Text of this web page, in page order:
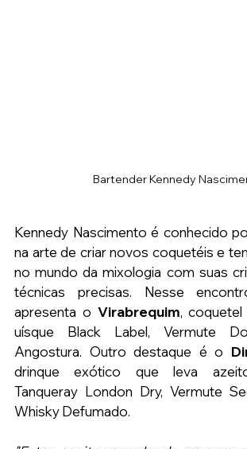
Bartender Kennedy
Kennedy Nascimento é conhecido
na arte de criar novos coquetéis e
no mundo da mixologia com suas
técnicas precisas. Nesse
apresenta o Virabrequim,
uísque Black Label, Vermute
Angostura. Outro destaque é o
drinque exótico que leva
Tanqueray London Dry, Vermute
Whisky Defumado.